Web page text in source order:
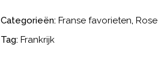
Rosé
aantal
Categorieën: Franse favorieten,
Tag: Frankrijk